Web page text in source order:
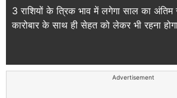
3 राशियों के त्रिक भाव में लगेगा साल का अंतिम
कारोबार के साथ ही सेहत को लेकर भी रहना
Advertisement